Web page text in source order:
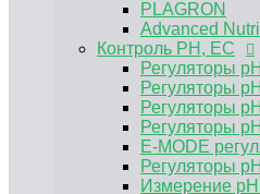
Мешки для
Электронные
Садовый
Регуляторы
Сушилки для
Розетка -
Подвесы
Сетки SCROG
PLAGRON
Advanced
Контроль PH, EC
Регуляторы
Регуляторы
Регуляторы
Регуляторы
E-MODE
Регуляторы
Измерение